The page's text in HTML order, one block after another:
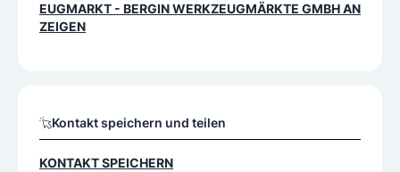
EUGMARKT - BERGIN WERKZEUGMÄRKTE GMBHAN
ZEIGEN
Kontakt speichern und teilen
KONTAKT SPEICHERN